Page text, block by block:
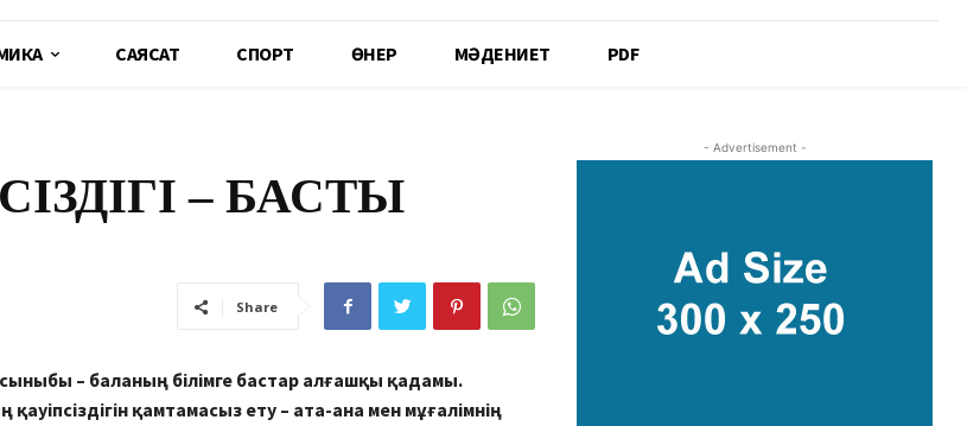
САЯСАТ СПОРТ ӨНЕР МӘДЕНИЕТ PDF
– БАСТЫ
Share
– баланың білімге бастар алғашқы қадамы.
қамтамасыз ету – ата-ана мен мұғалімнің
- Advertisement -